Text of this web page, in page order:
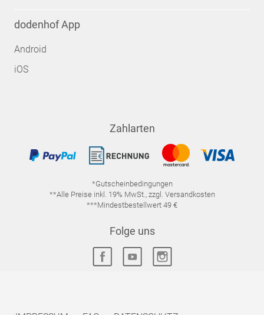
dodenhof App
Android
iOS
Zahlarten
*Gutscheinbedingungen
**Alle Preise inkl. 19% MwSt., zzgl. Versandkosten
***Mindestbestellwert 49 €
Folge uns